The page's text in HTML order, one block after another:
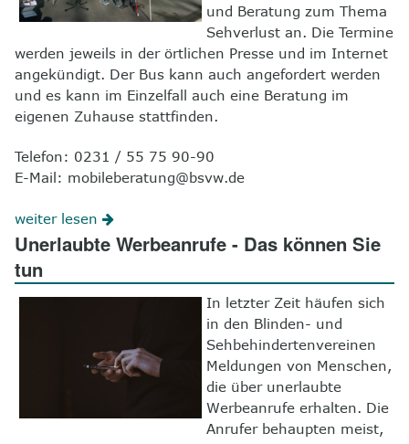
und Beratung zum Thema
Sehverlust an. Die Termine
werden jeweils in der örtlichen Presse und im Internet
angekündigt. Der Bus kann auch angefordert werden
und es kann im Einzelfall auch eine Beratung im
eigenen Zuhause stattfinden.
Telefon: 0231 / 55 75 90-90
E-Mail: mobileberatung@bsvw.de
weiter lesen
Unerlaubte Werbeanrufe - Das können Sie
tun
In letzter Zeit häufen sich
in den Blinden- und
Sehbehindertenvereinen
Meldungen von Menschen,
die über unerlaubte
Werbeanrufe erhalten. Die
Anrufer behaupten meist,